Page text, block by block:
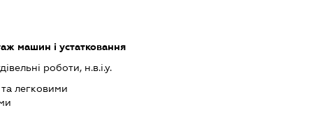
машин і устатковання
роботи, н.в.і.у.
легковими